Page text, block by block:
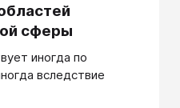
сферы
иногда по
вследствие